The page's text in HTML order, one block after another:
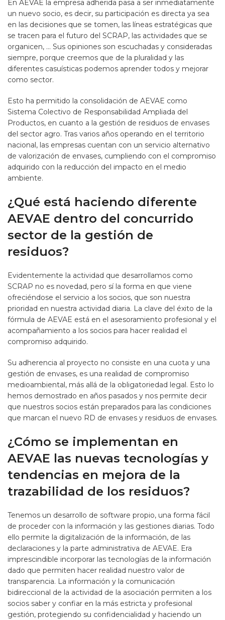
En AEVAE la empresa adherida pasa a ser inmediatamente
un nuevo socio, es decir, su participación es directa ya sea
en las decisiones que se tomen, las líneas estratégicas que
se tracen para el futuro del SCRAP, las actividades que se
organicen, … Sus opiniones son escuchadas y consideradas
siempre, porque creemos que de la pluralidad y las
diferentes casuísticas podemos aprender todos y mejorar
como sector.
Esto ha permitido la consolidación de AEVAE como
Sistema Colectivo de Responsabilidad Ampliada del
Productos, en cuanto a la gestión de residuos de envases
del sector agro. Tras varios años operando en el territorio
nacional, las empresas cuentan con un servicio alternativo
de valorización de envases, cumpliendo con el compromiso
adquirido con la reducción del impacto en el medio
ambiente.
¿Qué está haciendo diferente
AEVAE dentro del concurrido
sector de la gestión de
residuos?
Evidentemente la actividad que desarrollamos como
SCRAP no es novedad, pero sí la forma en que viene
ofreciéndose el servicio a los socios, que son nuestra
prioridad en nuestra actividad diaria. La clave del éxito de la
fórmula de AEVAE está en el asesoramiento profesional y el
acompañamiento a los socios para hacer realidad el
compromiso adquirido.
Su adherencia al proyecto no consiste en una cuota y una
gestión de envases, es una realidad de compromiso
medioambiental, más allá de la obligatoriedad legal. Esto lo
hemos demostrado en años pasados y nos permite decir
que nuestros socios están preparados para las condiciones
que marcan el nuevo RD de envases y residuos de envases.
¿Cómo se implementan en
AEVAE las nuevas tecnologías y
tendencias en mejora de la
trazabilidad de los residuos?
Tenemos un desarrollo de software propio, una forma fácil
de proceder con la información y las gestiones diarias. Todo
ello permite la digitalización de la información, de las
declaraciones y la parte administrativa de AEVAE. Era
imprescindible incorporar las tecnologías de la información
dado que permiten hacer realidad nuestro valor de
transparencia. La información y la comunicación
bidireccional de la actividad de la asociación permiten a los
socios saber y confiar en la más estricta y profesional
gestión, protegiendo su confidencialidad y haciendo un